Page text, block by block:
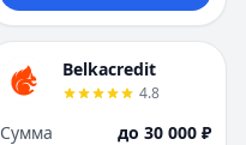
Belkacredit
4.8
Сумма
до 30 000 ₽